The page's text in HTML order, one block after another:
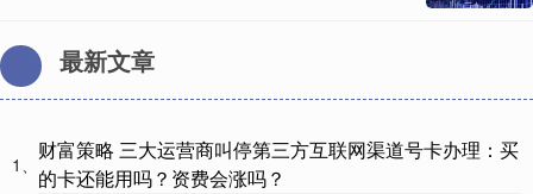
最新文章
1、
财富策略 三大运营商叫停第三方互联网渠道号卡办理：买
的卡还能用吗？资费会涨吗？